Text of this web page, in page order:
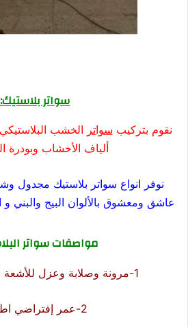
سواتر بلاستيك:
نقوم بتركيب سواتر الخشب
ألياف الأخشاب وبودرة
نوفر انواع سواتر بلاستيك مجدول
عاشق ومعشوق بالألوان البيج والبني
مواصفات سواتر
1-مرونة وصلابة وعزل للأشعة الفوق بنفسجية.
2-عمر إفتراضي اطول.